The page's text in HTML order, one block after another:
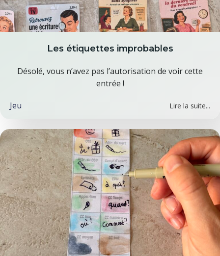
Les étiquettes improbables
Désolé, vous n’avez pas l’autorisation de voir cette
entrée !
Jeu Lire la suite...